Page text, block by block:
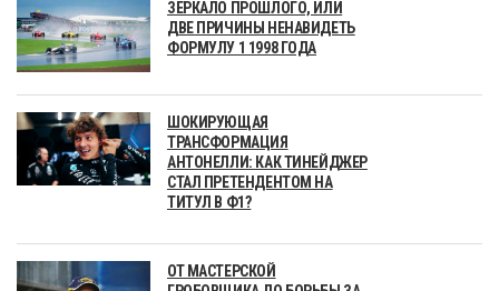
ЗЕРКАЛО ПРОШЛОГО, ИЛИ
ДВЕ ПРИЧИНЫ НЕНАВИДЕТЬ
ФОРМУЛУ 1 1998 ГОДА
ШОКИРУЮЩАЯ
ТРАНСФОРМАЦИЯ
АНТОНЕЛЛИ: КАК ТИНЕЙДЖЕР
СТАЛ ПРЕТЕНДЕНТОМ НА
ТИТУЛ В Ф1?
ОТ МАСТЕРСКОЙ